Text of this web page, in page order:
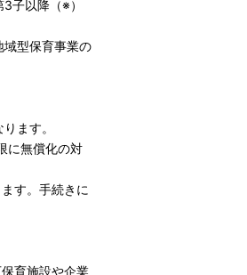
子以降（※）
型保育事業の
ます。
に無償化の対
す。手続きに
育施設や企業